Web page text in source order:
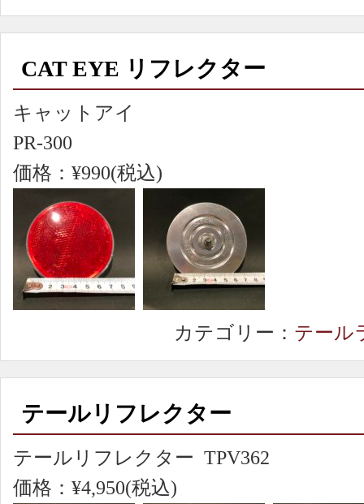
CAT EYE リフレクター
キャットアイ
PR-300
価格：¥990(税込)
カテゴリー： テール
テールリフレクター
テールリフレクター TPV362
価格：¥4,950(税込)